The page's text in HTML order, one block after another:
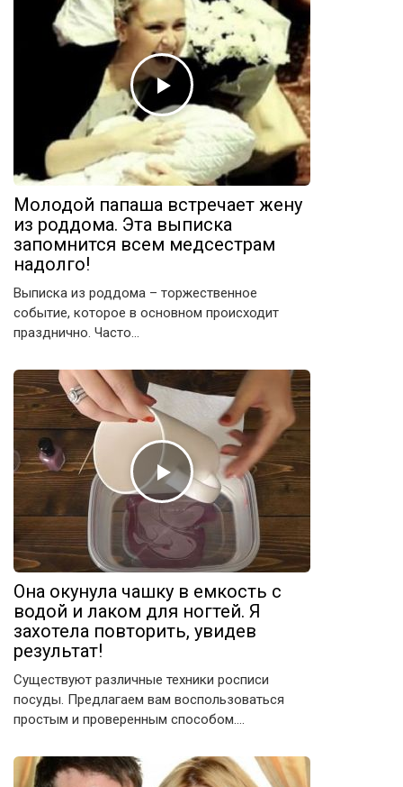
Молодой папаша встречает жену
из роддома. Эта выписка
запомнится всем медсестрам
надолго!
Выписка из роддома – торжественное
событие, которое в основном происходит
празднично. Часто…
Она окунула чашку в емкость с
водой и лаком для ногтей. Я
захотела повторить, увидев
результат!
Существуют различные техники росписи
посуды. Предлагаем вам воспользоваться
простым и проверенным способом….